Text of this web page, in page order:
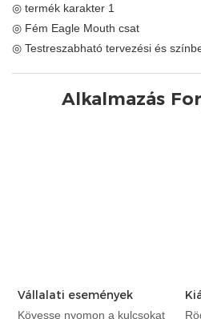
◎ termék karakter 1
◎ Fém Eagle Mouth csat
◎ Testreszabható tervezési és
Alkalmazás
Vállalati események
Kövesse nyomon a kulcsokat